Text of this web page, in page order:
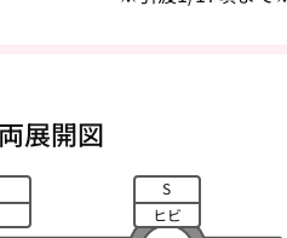
展開図
S
ヒビ